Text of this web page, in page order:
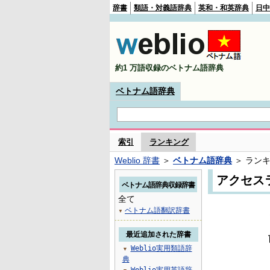
辞書 類語・対義語辞典 英和・和英辞典 日
約1 万語収録のベトナム語辞典
ベトナム語辞典
索引 ランキング
Weblio 辞書 ＞ ベトナム語辞典 ＞ ラン
アクセス
ベトナム語辞典収録辞書
全て
▼ ベトナム語翻訳辞書
最近追加された辞書
▼
Weblio実用類語辞
典